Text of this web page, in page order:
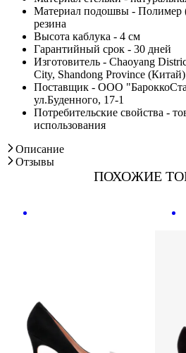
Материал подошвы - Полимер
резина
Высота каблука - 4 см
Гарантийный срок - 30 дней
Изготовитель - Chaoyang
City, Shandong Province (Китай)
Поставщик - ООО
ул.Буденного, 17-1
Потребительские свойства -
использования
Описание
Отзывы
ПОХОЖИЕ